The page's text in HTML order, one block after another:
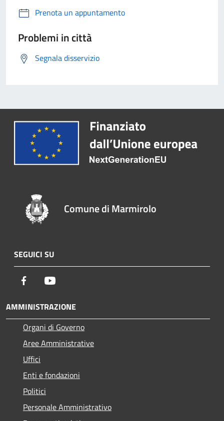
Prenota un appuntamento
Problemi in città
Segnala disservizio
Comune di Marmirolo
SEGUICI SU
Facebook
AMMINISTRAZIONE
Organi di Governo
Aree Amministrative
Uffici
Enti e fondazioni
Politici
Personale Amministrativo